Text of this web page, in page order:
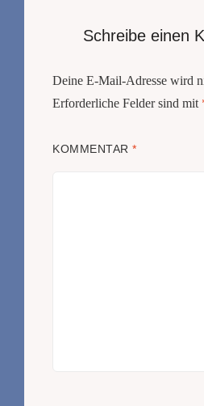
Schreibe einen
Deine E-Mail-Adresse wird
Erforderliche Felder sind mit
KOMMENTAR *